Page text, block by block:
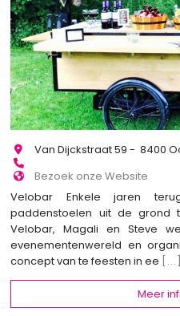
Van Dijckstraat 59 - 8400
Bezoek onze Website
Velobar Enkele jaren
paddenstoelen uit de grond
Velobar, Magali en Steve
evenementenwereld en
concept van te feesten in ee [...]
Meer